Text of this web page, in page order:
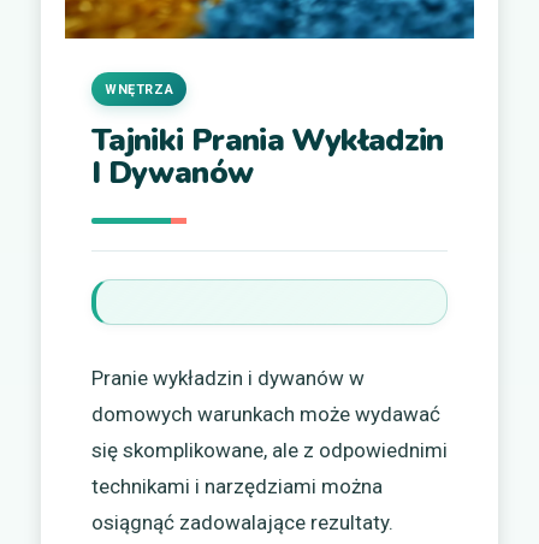
Tajniki Prania Wykładzin
I Dywanów
WNĘTRZA
Pranie wykładzin i dywanów w
domowych warunkach może wydawać
się skomplikowane, ale z odpowiednimi
technikami i narzędziami można
osiągnąć zadowalające rezultaty.